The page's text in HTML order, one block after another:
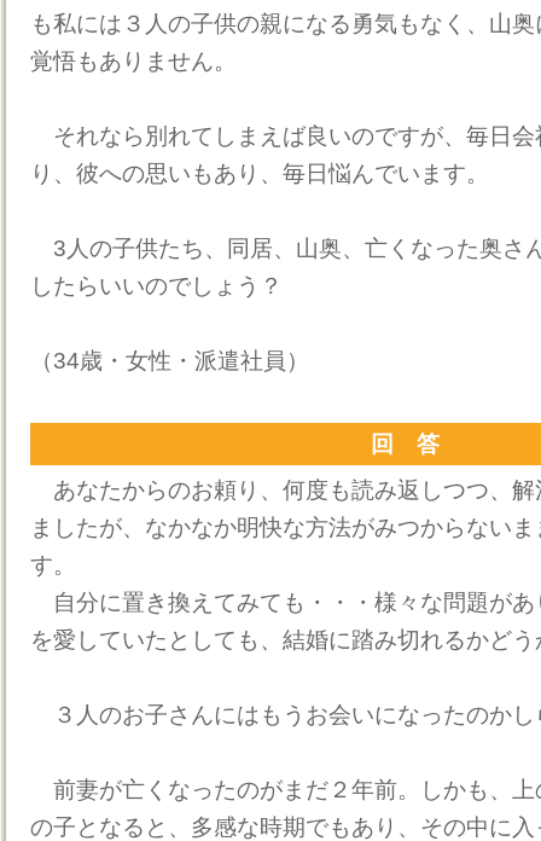
も私には３人の子供の親になる勇気もなく、山
覚悟もありません。
それなら別れてしまえば良いのですが、毎日会
り、彼への思いもあり、毎日悩んでいます。
3人の子供たち、同居、山奥、亡くなった奥さ
したらいいのでしょう？
（34歳・女性・派遣社員）
回 答
あなたからのお頼り、何度も読み返しつつ、
ましたが、なかなか明快な方法がみつからない
す。
自分に置き換えてみても・・・様々な問題が
を愛していたとしても、結婚に踏み切れるかど
３人のお子さんにはもうお会いになったのかし
前妻が亡くなったのがまだ２年前。しかも、
の子となると、多感な時期でもあり、その中に